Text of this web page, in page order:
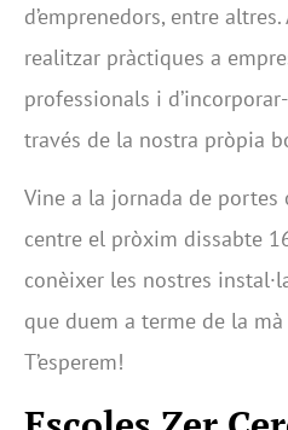
d’emprenedors, entre
realitzar pràctiques a
professionals i
través de la nostra pròpia
Vine a la jornada de
centre el pròxim dissabte
conèixer les nostres
que duem a terme de la
T’esperem!